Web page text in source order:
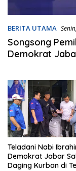
BERITA UTAMA
Songsong
Demokrat
Teladani Nabi
Demokrat Jabar
Daging Kurban di